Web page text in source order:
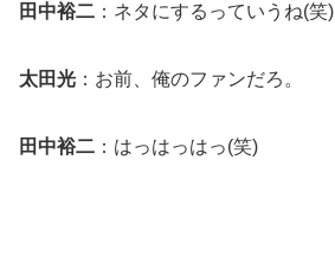
田中裕二 ：ネタにするっていうね(笑)
太田光 ：お前、俺のファンだろ。
田中裕二 ：はっはっはっ(笑)